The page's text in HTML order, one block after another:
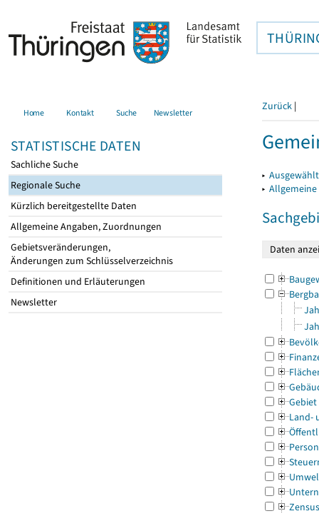
Home Kontakt Suche Newsletter
STATISTISCHE DATEN
Sachliche Suche
Regionale Suche
Kürzlich bereitgestellte Daten
Allgemeine Angaben, Zuordnungen
Gebietsveränderungen,
Änderungen zum Schlüsselverzeichnis
Definitionen und Erläuterungen
Newsletter
Zurück |
▸
▸
Gebiet
Land-
Zensus